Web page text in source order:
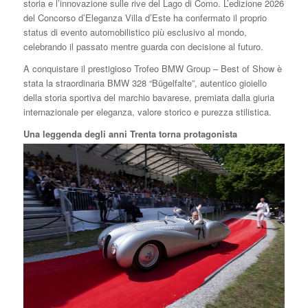
storia e l’innovazione sulle rive del Lago di Como. L’edizione 2026
del Concorso d’Eleganza Villa d’Este ha confermato il proprio
status di evento automobilistico più esclusivo al mondo,
celebrando il passato mentre guarda con decisione al futuro.
A conquistare il prestigioso Trofeo BMW Group – Best of Show è
stata la straordinaria BMW 328 “Bügelfalte”, autentico gioiello
della storia sportiva del marchio bavarese, premiata dalla giuria
internazionale per eleganza, valore storico e purezza stilistica.
Una leggenda degli anni Trenta torna protagonista